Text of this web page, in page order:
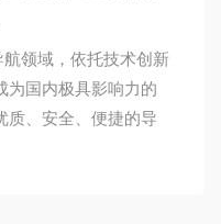
领域，依托技术创新
为国内极具影响力的
质、安全、便捷的导